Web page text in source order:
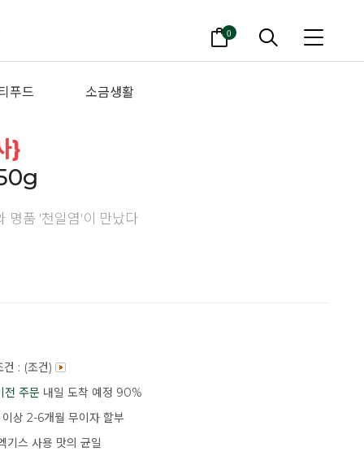
0
푸드 소금생활
}
명품 '천일염'이 만났다
건 : (조건)
전 주문 내일 도착 예정 90%
이상 2-6개월 무이자 할부
기스 사용 맛의 균일